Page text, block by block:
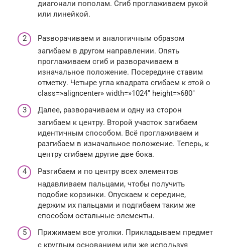
диагонали пополам. Сгиб проглаживаем рукой
или линейкой.
Разворачиваем и аналогичным образом
загибаем в другом направлении. Опять
проглаживаем сгиб и разворачиваем в
изначальное положение. Посередине ставим
отметку. Четыре угла квадрата сгибаем к этой о
class=»aligncenter» width=»1024″ height=»680″
Далее, разворачиваем и одну из сторон
загибаем к центру. Второй участок загибаем
идентичным способом. Всё проглаживаем и
разгибаем в изначальное положение. Теперь, к
центру сгибаем другие две бока.
Разгибаем и по центру всех элементов
надавливаем пальцами, чтобы получить
подобие корзинки. Опускаем к середине,
держим их пальцами и подгибаем таким же
способом остальные элементы.
Прижимаем все уголки. Прикладываем предмет
с круглым основанием или же используя